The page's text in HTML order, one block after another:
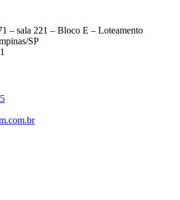
– sala 221 – Bloco E – Loteamento
SP